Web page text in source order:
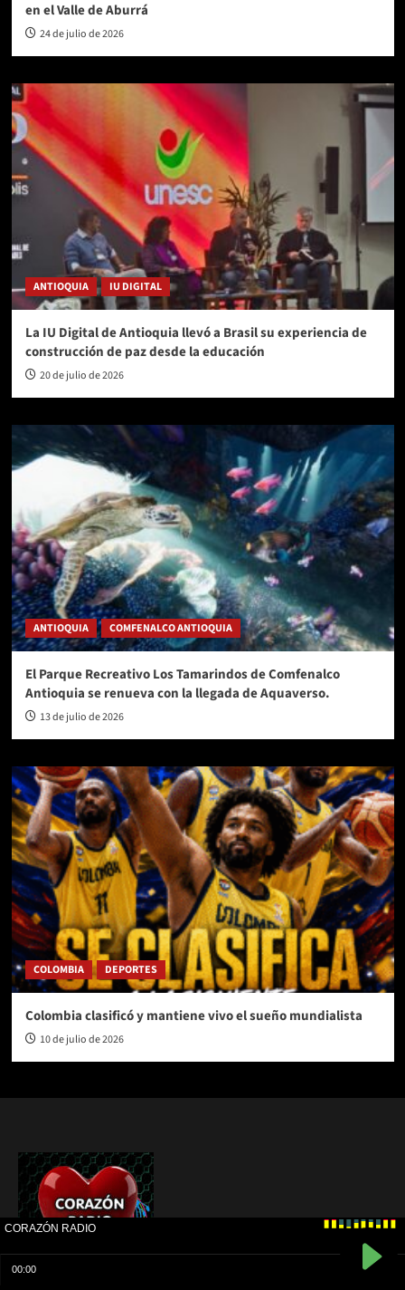
en el Valle de Aburrá
24 de julio de 2026
ANTIOQUIA IU DIGITAL
La IU Digital de Antioquia llevó a Brasil su experiencia de
construcción de paz desde la educación
20 de julio de 2026
ANTIOQUIA COMFENALCO ANTIOQUIA
El Parque Recreativo Los Tamarindos de Comfenalco
Antioquia se renueva con la llegada de Aquaverso.
13 de julio de 2026
COLOMBIA DEPORTES
Colombia clasificó y mantiene vivo el sueño mundialista
10 de julio de 2026